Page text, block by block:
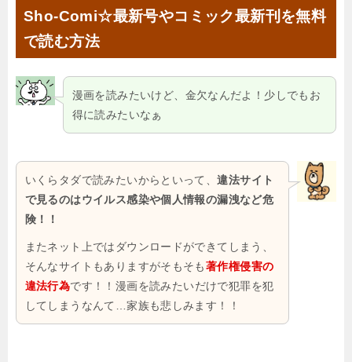
Sho-Comi☆最新号やコミック最新刊を無料
で読む方法
漫画を読みたいけど、金欠なんだよ！少しでもお
得に読みたいなぁ
いくらタダで読みたいからといって、違法サイト
で見るのはウイルス感染や個人情報の漏洩など危
険！！
またネット上ではダウンロードができてしまう、
そんなサイトもありますがそもそも著作権侵害の
違法行為です！！漫画を読みたいだけで犯罪を犯
してしまうなんて…家族も悲しみます！！